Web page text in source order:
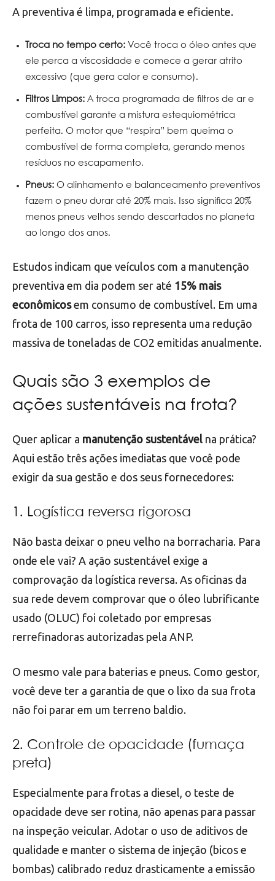
A preventiva é limpa, programada e eficiente.
Troca no tempo certo: Você troca o óleo antes que
ele perca a viscosidade e comece a gerar atrito
excessivo (que gera calor e consumo).
Filtros Limpos: A troca programada de filtros de ar e
combustível garante a mistura estequiométrica
perfeita. O motor que “respira” bem queima o
combustível de forma completa, gerando menos
resíduos no escapamento.
Pneus: O alinhamento e balanceamento preventivos
fazem o pneu durar até 20% mais. Isso significa 20%
menos pneus velhos sendo descartados no planeta
ao longo dos anos.
Estudos indicam que veículos com a manutenção
preventiva em dia podem ser até 15% mais
econômicosem consumo de combustível. Em uma
frota de 100 carros, isso representa uma redução
massiva de toneladas de CO2 emitidas anualmente.
Quais são 3 exemplos de
ações sustentáveis na frota?
Quer aplicar a manutenção sustentável na prática?
Aqui estão três ações imediatas que você pode
exigir da sua gestão e dos seus fornecedores:
1. Logística reversa rigorosa
Não basta deixar o pneu velho na borracharia. Para
onde ele vai? A ação sustentável exige a
comprovação da logística reversa. As oficinas da
sua rede devem comprovar que o óleo lubrificante
usado (OLUC) foi coletado por empresas
rerrefinadoras autorizadas pela ANP.
O mesmo vale para baterias e pneus. Como gestor,
você deve ter a garantia de que o lixo da sua frota
não foi parar em um terreno baldio.
2. Controle de opacidade (fumaça
preta)
Especialmente para frotas a diesel, o teste de
opacidade deve ser rotina, não apenas para passar
na inspeção veicular. Adotar o uso de aditivos de
qualidade e manter o sistema de injeção (bicos e
bombas) calibrado reduz drasticamente a emissão